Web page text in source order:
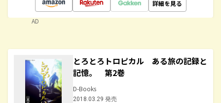
詳細を見る
AD
とろとろトロピカル ある旅の記録と
記憶。 第2巻
D-Books
2018.03.29 発売